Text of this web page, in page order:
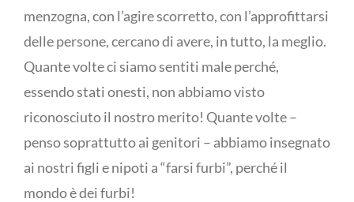
menzogna, con l’agire scorretto, con l’approfittarsi
delle persone, cercano di avere, in tutto, la meglio.
Quante volte ci siamo sentiti male perché,
essendo stati onesti, non abbiamo visto
riconosciuto il nostro merito! Quante volte –
penso soprattutto ai genitori – abbiamo insegnato
ai nostri figli e nipoti a “farsi furbi”, perché il
mondo è dei furbi!